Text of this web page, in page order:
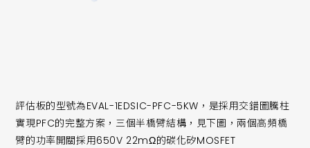
評估板的型號為EVAL-1EDSIC-PFC-5KW，是採用交錯圖騰柱
實現PFC的完整方案，三個半橋臂結構，見下圖，兩個高頻橋
臂的功率開關採用650V 22mΩ的碳化矽MOSFET